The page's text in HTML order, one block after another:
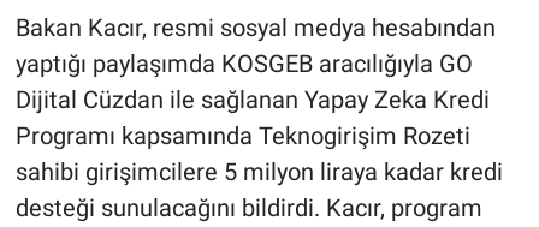
Bakan Kacır, resmi sosyal medya hesabından
yaptığı paylaşımda KOSGEB aracılığıyla GO
Dijital Cüzdan ile sağlanan Yapay Zeka Kredi
Programı kapsamında Teknogirişim Rozeti
sahibi girişimcilere 5 milyon liraya kadar kredi
desteği sunulacağını bildirdi. Kacır, program